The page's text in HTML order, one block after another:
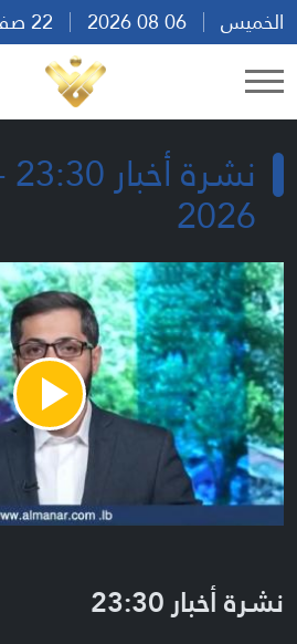
الخميس
18:09
2026
Play
Video
نشرة أخبار 23:30